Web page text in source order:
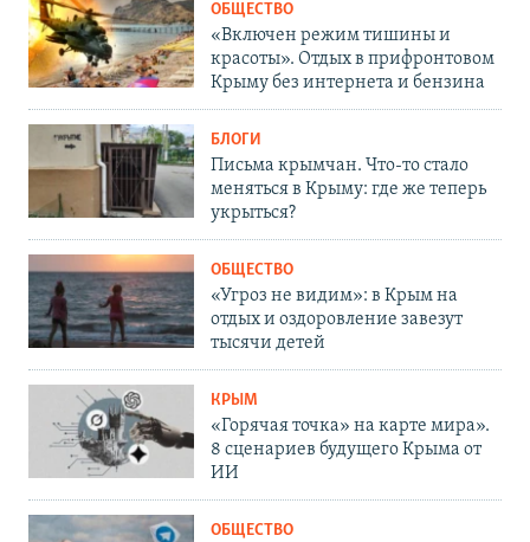
ОБЩЕСТВО
«Включен режим тишины и
красоты». Отдых в прифронтовом
Крыму без интернета и бензина
БЛОГИ
Письма крымчан. Что-то стало
меняться в Крыму: где же теперь
укрыться?
ОБЩЕСТВО
«Угроз не видим»: в Крым на
отдых и оздоровление завезут
тысячи детей
КРЫМ
«Горячая точка» на карте мира».
8 сценариев будущего Крыма от
ИИ
ОБЩЕСТВО